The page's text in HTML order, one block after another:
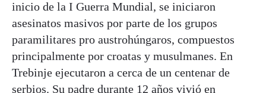
inicio de la I Guerra Mundial, se iniciaron
asesinatos masivos por parte de los grupos
paramilitares pro austrohúngaros, compuestos
principalmente por croatas y musulmanes. En
Trebinje ejecutaron a cerca de un centenar de
serbios. Su padre durante 12 años vivió en